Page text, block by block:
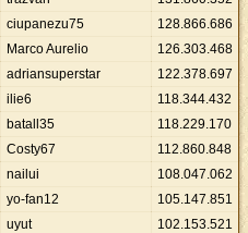
ciupanezu75 128.866.686
Marco Aurelio 126.303.468
adriansuperstar 122.378.697
ilie6 118.344.432
batall35 118.229.170
Costy67 112.860.848
nailui 108.047.062
yo-fan12 105.147.851
uyut 102.153.521